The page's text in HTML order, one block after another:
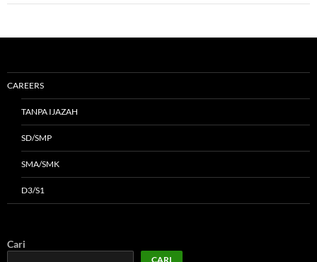
CAREERS
TANPA IJAZAH
SD/SMP
SMA/SMK
D3/S1
Cari
CARI